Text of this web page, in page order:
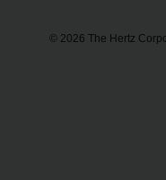
© 2026 The Hertz